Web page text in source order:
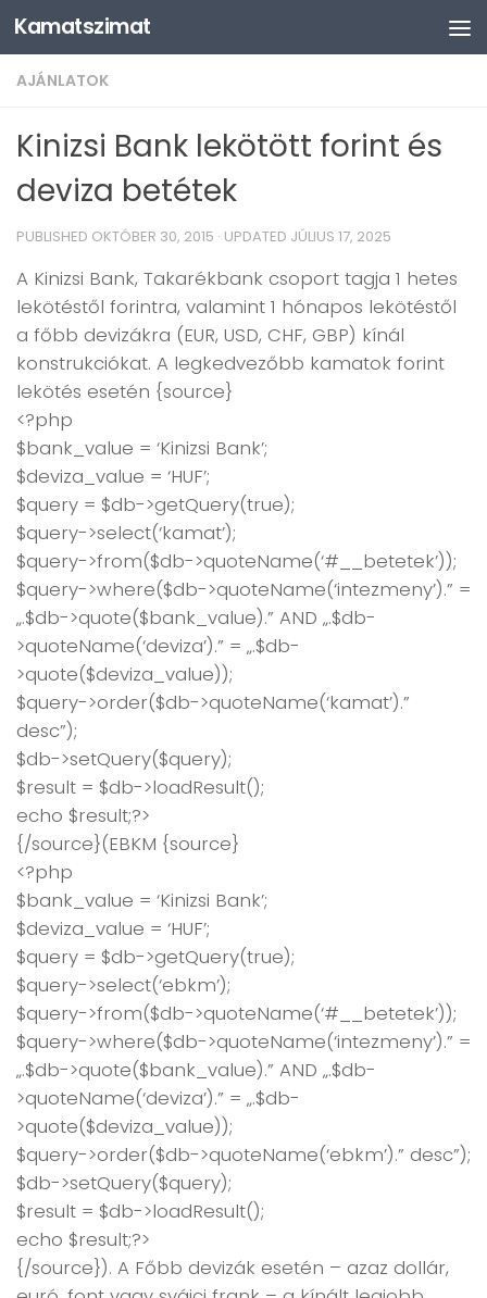
Skip to content
Kamatszimat
AJÁNLATOK
Kinizsi Bank lekötött forint és
deviza betétek
PUBLISHED OKTÓBER 30, 2015 · UPDATED JÚLIUS 17, 2025
A Kinizsi Bank, Takarékbank csoport tagja 1 hetes
lekötéstől forintra, valamint 1 hónapos lekötéstől
a főbb devizákra (EUR, USD, CHF, GBP) kínál
konstrukciókat. A legkedvezőbb kamatok forint
lekötés esetén {source}
<?php
$bank_value = ‘Kinizsi Bank’;
$deviza_value = ‘HUF’;
$query = $db->getQuery(true);
$query->select(‘kamat’);
$query->from($db->quoteName(‘#__betetek’));
$query->where($db->quoteName(‘intezmeny’).” =
„.$db->quote($bank_value).” AND „.$db-
>quoteName(‘deviza’).” = „.$db-
>quote($deviza_value));
$query->order($db->quoteName(‘kamat’).”
desc”);
$db->setQuery($query);
$result = $db->loadResult();
echo $result;?>
{/source}(EBKM {source}
<?php
$bank_value = ‘Kinizsi Bank’;
$deviza_value = ‘HUF’;
$query = $db->getQuery(true);
$query->select(‘ebkm’);
$query->from($db->quoteName(‘#__betetek’));
$query->where($db->quoteName(‘intezmeny’).” =
„.$db->quote($bank_value).” AND „.$db-
>quoteName(‘deviza’).” = „.$db-
>quote($deviza_value));
$query->order($db->quoteName(‘ebkm’).” desc”);
$db->setQuery($query);
$result = $db->loadResult();
echo $result;?>
{/source}). A Főbb devizák esetén – azaz dollár,